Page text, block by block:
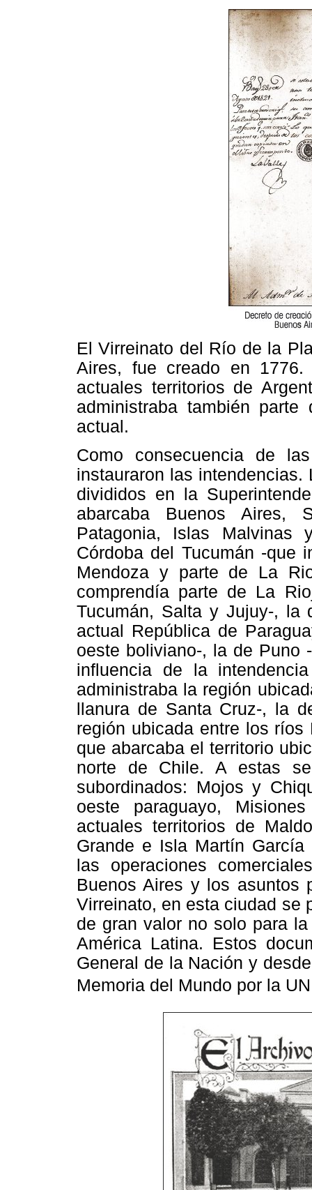
El Virreinato del Río de la
Aires, fue creado en
actuales territorios de
administraba también
actual.
Como consecuencia de
instauraron las
divididos en la
abarcaba Buenos Aires,
Patagonia, Islas
Córdoba del Tucumán -que
Mendoza y parte de La
comprendía parte de La
Tucumán, Salta y Jujuy-, la
actual República de
oeste boliviano-, la de Puno
influencia de la
administraba la región
llanura de Santa Cruz-, la
región ubicada entre los
que abarcaba el territorio
norte de Chile. A estas
subordinados: Mojos y
oeste paraguayo,
actuales territorios de
Grande e Isla Martín
las operaciones
Buenos Aires y los asuntos
Virreinato, en esta ciudad se
de gran valor no solo para
América Latina. Estos
General de la Nación y
Memoria del Mundo por la